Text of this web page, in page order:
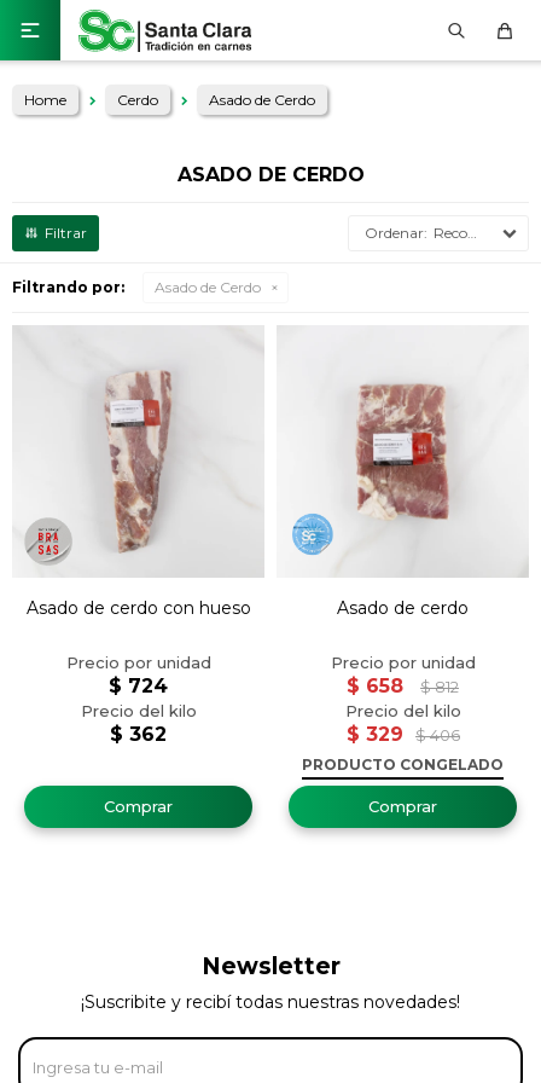

Home Cerdo Asado de Cerdo
ASADO DE CERDO
Recomendados
Filtrando por: Asado de Cerdo
Asado de cerdo con hueso
$ 362
$ 724
Asado de cerdo
$ 329 $ 406
$ 658 $ 812
PRODUCTO CONGELADO
Newsletter
¡Suscribite y recibí todas nuestras novedades!